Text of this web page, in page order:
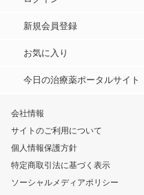
新規会員登録
お気に入り
今日の治療薬ポータルサイト
会社情報
サイトのご利用について
個人情報保護方針
特定商取引法に基づく表示
ソーシャルメディアポリシー